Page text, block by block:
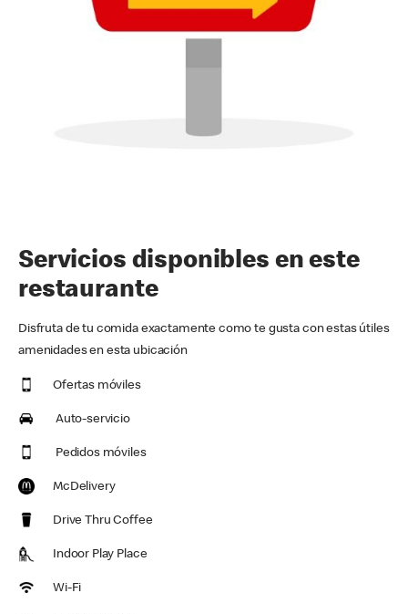
Servicios disponibles en este
restaurante
Disfruta de tu comida exactamente como te gusta con estas útiles
amenidades en esta ubicación
Ofertas móviles
Auto-servicio
Pedidos móviles
McDelivery
Drive Thru Coffee
Indoor Play Place
Wi-Fi